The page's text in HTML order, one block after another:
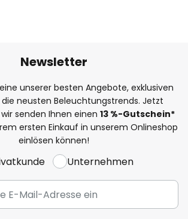
Newsletter
unserer besten Angebote, exklusiven
neusten Beleuchtungstrends. Jetzt
senden Ihnen einen 13 %-Gutschein*
ersten Einkauf in unserem Onlineshop
einlösen können!
Unternehmen